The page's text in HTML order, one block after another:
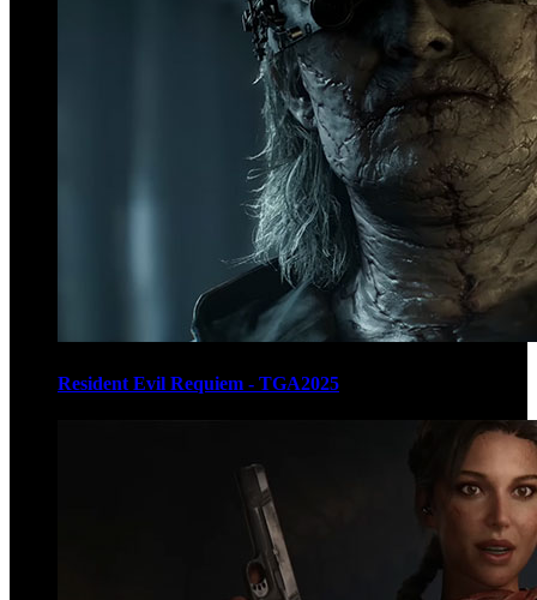
Resident Evil Requiem - TGA2025